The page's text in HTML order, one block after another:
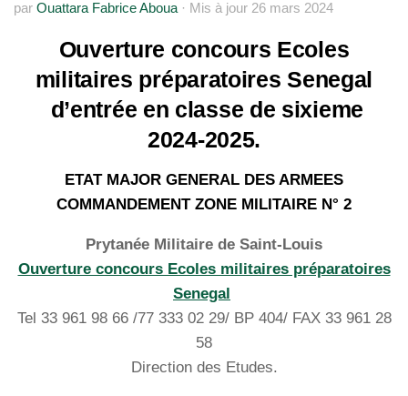
par Ouattara Fabrice Aboua · Mis à jour 26 mars 2024
Ouverture concours Ecoles
militaires préparatoires Senegal
d’entrée en classe de sixieme
2024-2025.
ETAT MAJOR GENERAL DES ARMEES
COMMANDEMENT ZONE MILITAIRE N° 2
Prytanée Militaire de Saint-Louis
Ouverture concours Ecoles militaires préparatoires
Senegal
Tel 33 961 98 66 /77 333 02 29/ BP 404/ FAX 33 961 28
58
Direction des Etudes.